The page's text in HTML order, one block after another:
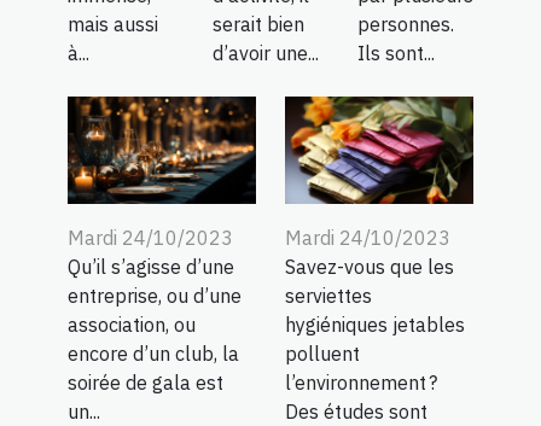
mais aussi
à...
serait bien
d’avoir une...
personnes.
Ils sont...
Mardi 24/10/2023
Qu’il s’agisse d’une
entreprise, ou d’une
association, ou
encore d’un club, la
soirée de gala est
un...
Mardi 24/10/2023
Savez-vous que les
serviettes
hygiéniques jetables
polluent
l’environnement ?
Des études sont